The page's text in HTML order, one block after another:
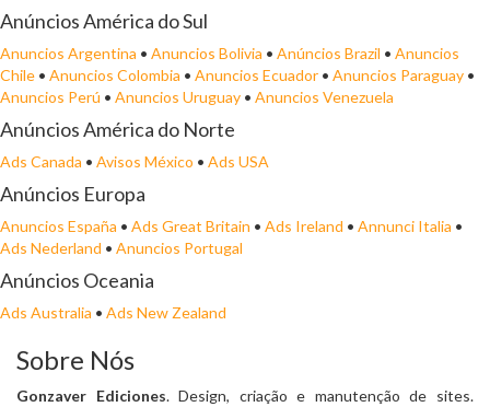
Anúncios América do Sul
Anuncios Argentina • Anuncios Bolivia • Anúncios Brazil • Anuncios
Chile • Anuncios Colombia • Anuncios Ecuador • Anuncios Paraguay •
Anuncios Perú • Anuncios Uruguay • Anuncios Venezuela
Anúncios América do Norte
Ads Canada • Avisos México • Ads USA
Anúncios Europa
Anuncios España • Ads Great Britain • Ads Ireland • Annunci Italia •
Ads Nederland • Anuncios Portugal
Anúncios Oceania
Ads Australia • Ads New Zealand
Sobre Nós
Gonzaver Ediciones. Design, criação e manutenção de sites.